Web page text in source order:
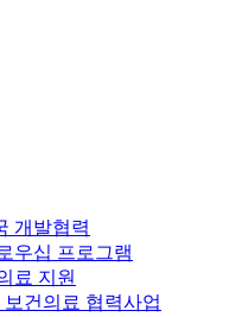
개발협력
우십 프로그램
료 지원
보건의료 협력사업